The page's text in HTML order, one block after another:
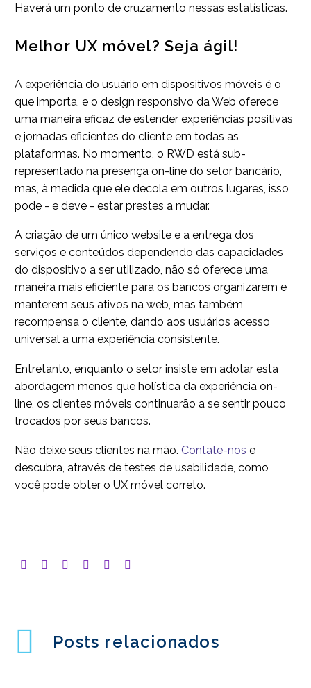
Haverá um ponto de cruzamento nessas estatísticas.
Melhor UX móvel? Seja ágil!
A experiência do usuário em dispositivos móveis é o
que importa, e o design responsivo da Web oferece
uma maneira eficaz de estender experiências positivas
e jornadas eficientes do cliente em todas as
plataformas. No momento, o RWD está sub-
representado na presença on-line do setor bancário,
mas, à medida que ele decola em outros lugares, isso
pode - e deve - estar prestes a mudar.
A criação de um único website e a entrega dos
serviços e conteúdos dependendo das capacidades
do dispositivo a ser utilizado, não só oferece uma
maneira mais eficiente para os bancos organizarem e
manterem seus ativos na web, mas também
recompensa o cliente, dando aos usuários acesso
universal a uma experiência consistente.
Entretanto, enquanto o setor insiste em adotar esta
abordagem menos que holística da experiência on-
line, os clientes móveis continuarão a se sentir pouco
trocados por seus bancos.
Não deixe seus clientes na mão. Contate-nos e
descubra, através de testes de usabilidade, como
você pode obter o UX móvel correto.
Posts relacionados